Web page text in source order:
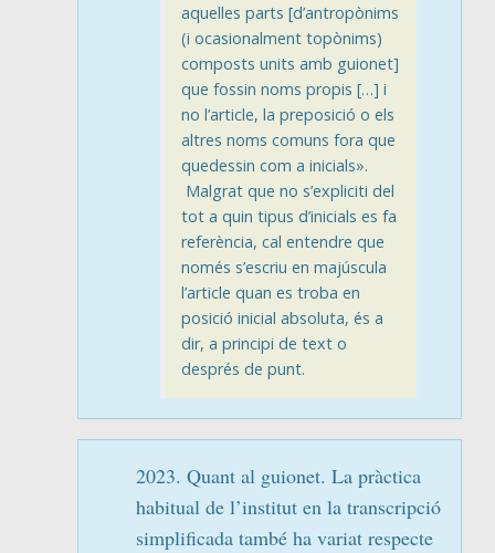
aquelles parts [d’antropònims
(i ocasionalment topònims)
composts units amb guionet]
que fossin noms propis […] i
no l’article, la preposició o els
altres noms comuns fora que
quedessin com a inicials».
Malgrat que no s’expliciti del
tot a quin tipus d’inicials es fa
referència, cal entendre que
només s’escriu en majúscula
l’article quan es troba en
posició inicial absoluta, és a
dir, a principi de text o
després de punt.
2023. Quant al guionet. La pràctica
habitual de l’institut en la transcripció
simplificada també ha variat respecte